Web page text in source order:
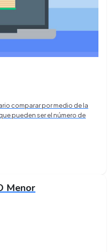
comparar por medio de la
pueden ser el número de
Menor